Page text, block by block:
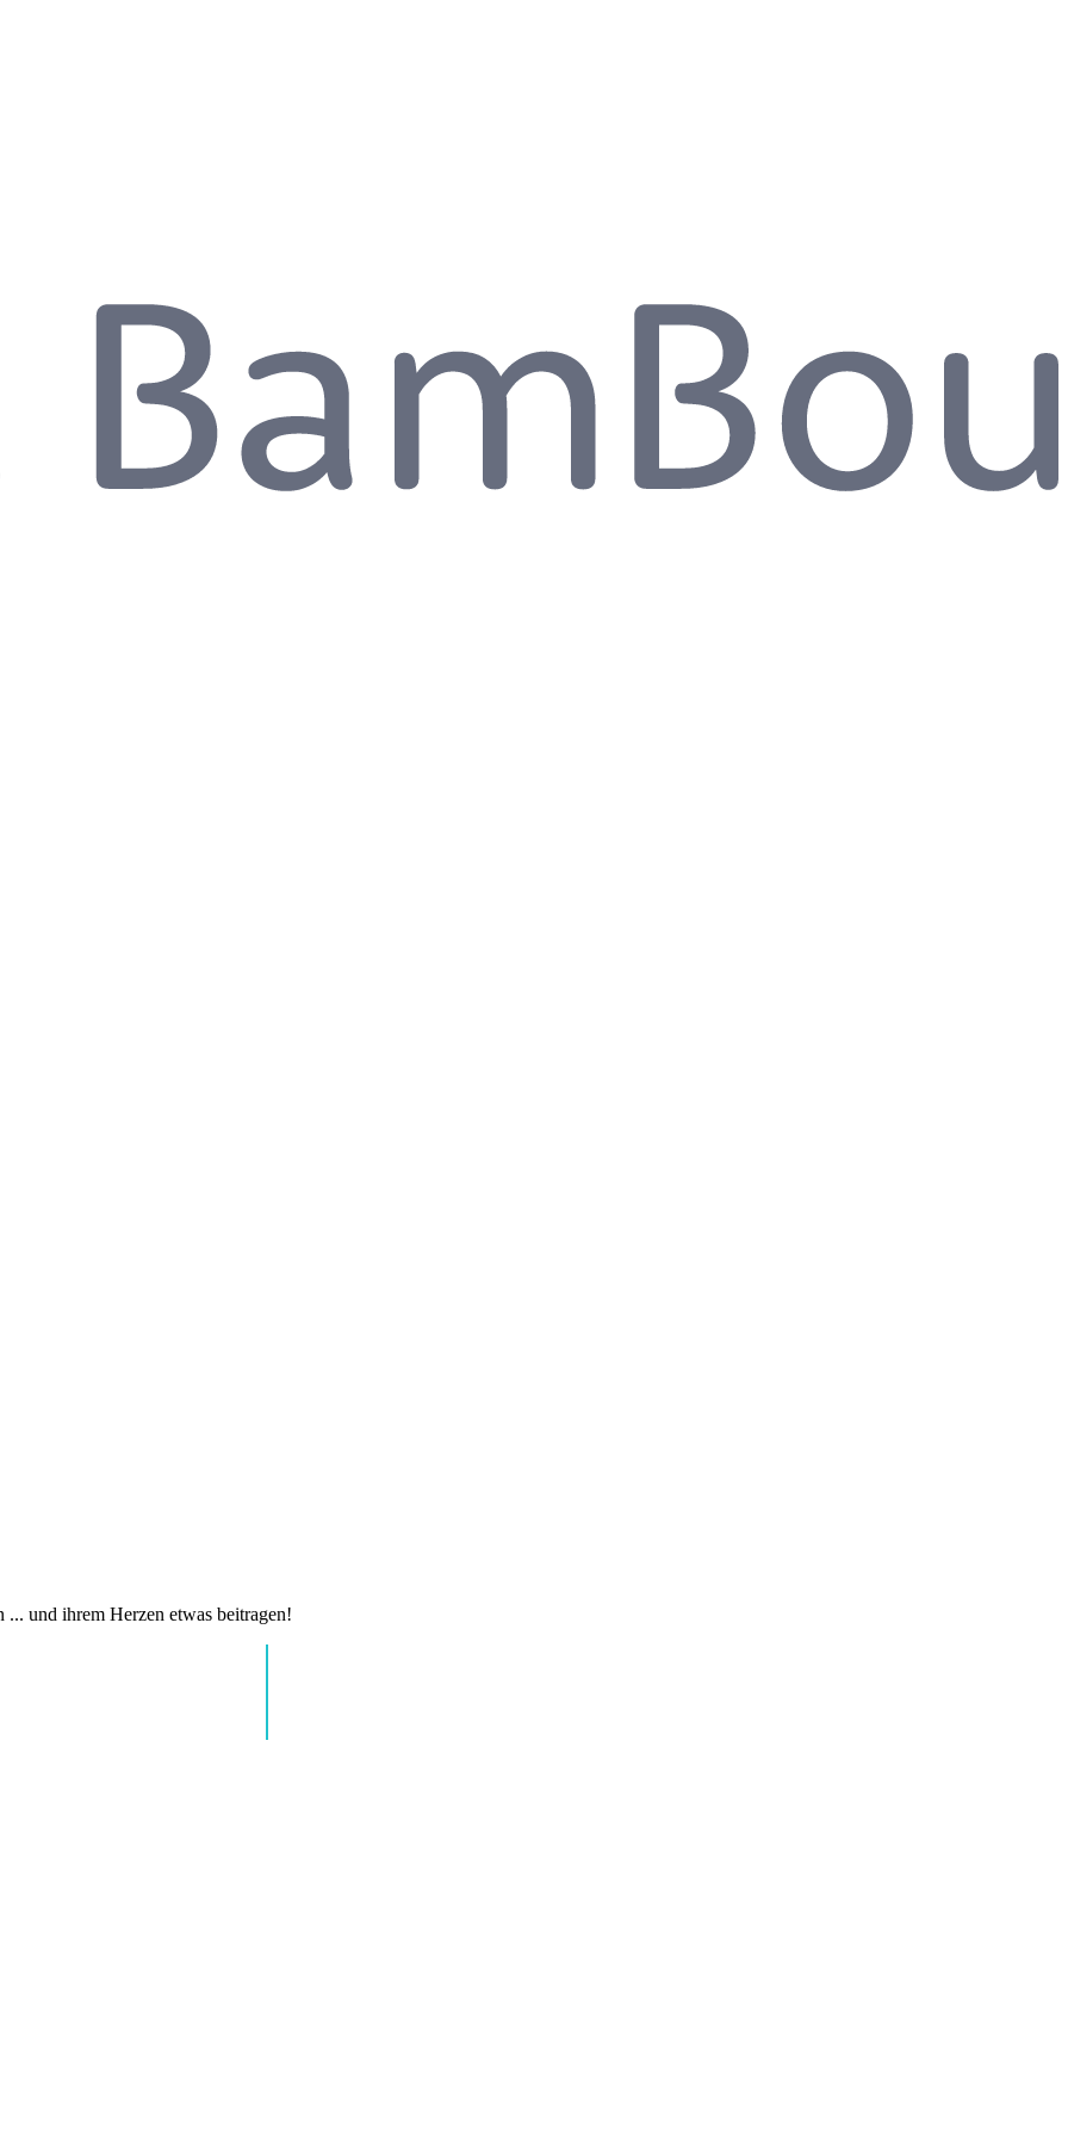
und ihrem Herzen etwas beitragen!